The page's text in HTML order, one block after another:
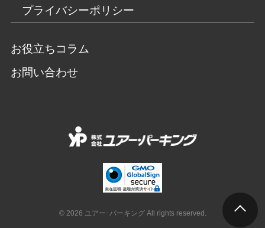
プライバシーポリシー
お役立ちコラム
お問い合わせ
© 2026 ユアー･パーキング All rights reserved.